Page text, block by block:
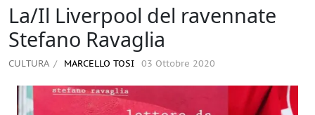
La/Il Liverpool del ravennate
Stefano Ravaglia
CULTURA MARCELLO TOSI 03 Ottobre 2020